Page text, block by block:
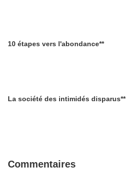
10 étapes vers l'abondance**
La société des intimidés disparus**
Commentaires